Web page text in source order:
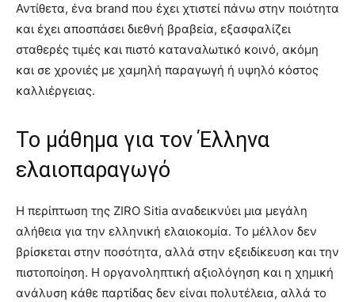
Αντίθετα, ένα brand που έχει χτιστεί πάνω στην ποιότητα
και έχει αποσπάσει διεθνή βραβεία, εξασφαλίζει
σταθερές τιμές και πιστό καταναλωτικό κοινό, ακόμη
και σε χρονιές με χαμηλή παραγωγή ή υψηλό κόστος
καλλιέργειας.
Το μάθημα για τον Έλληνα
ελαιοπαραγωγό
Η περίπτωση της ZIRO Sitia αναδεικνύει μια μεγάλη
αλήθεια για την ελληνική ελαιοκομία. Το μέλλον δεν
βρίσκεται στην ποσότητα, αλλά στην εξειδίκευση και την
πιστοποίηση. Η οργανοληπτική αξιολόγηση και η χημική
ανάλυση κάθε παρτίδας δεν είναι πολυτέλεια, αλλά το